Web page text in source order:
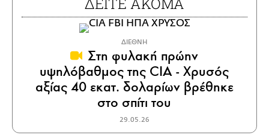
ΔΙΕΘΝΗ
Στη φυλακή πρώην
υψηλόβαθμος της CIA - Χρυσός
αξίας 40 εκατ. δολαρίων βρέθηκε
στο σπίτι του
29.05.26